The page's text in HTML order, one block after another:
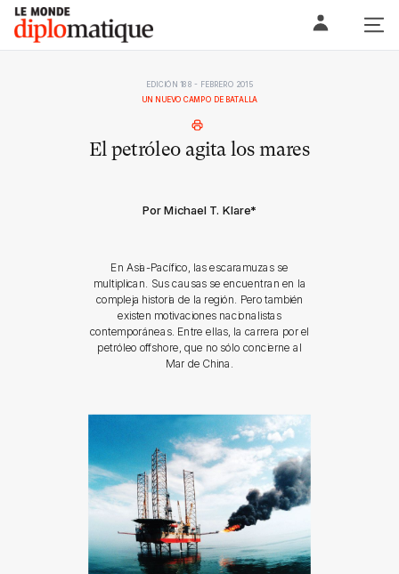
Skip
content
Le monde diplomatique
EDICIÓN 188 - FEBRERO 2015
UN NUEVO CAMPO DE BATALLA
El petróleo agita los mares
Por Michael T. Klare*
En Asia-Pacífico, las escaramuzas se
multiplican. Sus causas se encuentran en la
compleja historia de la región. Pero también
existen motivaciones nacionalistas
contemporáneas. Entre ellas, la carrera por el
petróleo offshore, que no sólo concierne al
Mar de China.